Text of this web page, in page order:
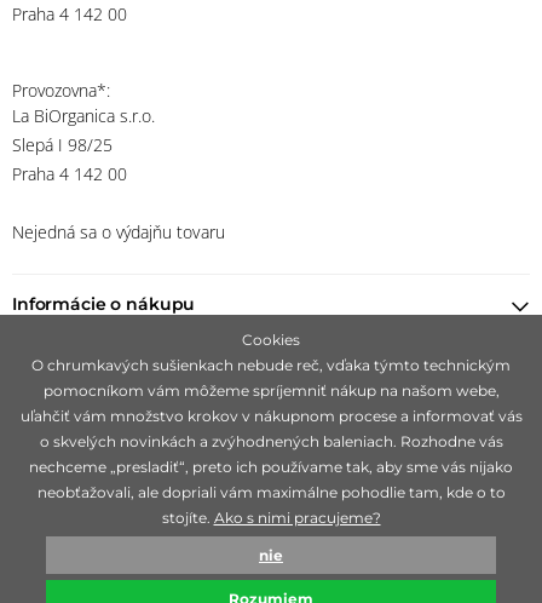
Praha 4 142 00
Provozovna*:
La BiOrganica s.r.o.
Slepá I 98/25
Praha 4 142 00
Nejedná sa o výdajňu tovaru
Informácie o nákupu
Nájsť predajcu
Ostaňte s nami v kontakte
Zameriavame sa na hľadanie čisto prírodných značiek, ideálne 100%
bio, ktoré sú mimoriadne svojou účinnosťou.
Cookies
O chrumkavých sušienkach nebude reč, vďaka týmto technickým
pomocníkom vám môžeme spríjemniť nákup na našom webe,
uľahčiť vám množstvo krokov v nákupnom procese a informovať vás
o skvelých novinkách a zvýhodnených baleniach. Rozhodne vás
nechceme „presladiť“, preto ich používame tak, aby sme vás nijako
neobťažovali, ale dopriali vám maximálne pohodlie tam, kde o to
stojíte. Ako s nimi pracujeme?
nie
Rozumiem